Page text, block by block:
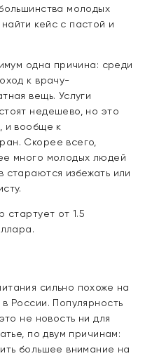
молодых
кейс с пастой и
одна причина: среди
к врачу-
вещь. Услуги
недешево, но это
и вообще к
Скорее всего,
много молодых людей
стараются избежать или
стартует от 1.5
сильно похоже на
России. Популярность
не новость ни для
по двум причинам:
большее внимание на